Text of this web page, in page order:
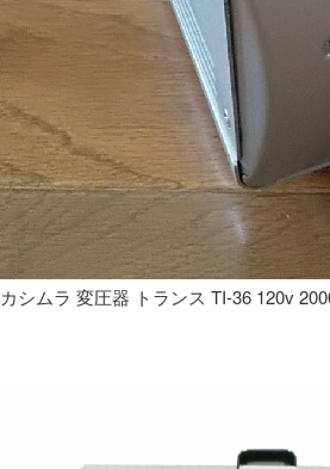
カシムラ 変圧器 トランス TI-36 120v